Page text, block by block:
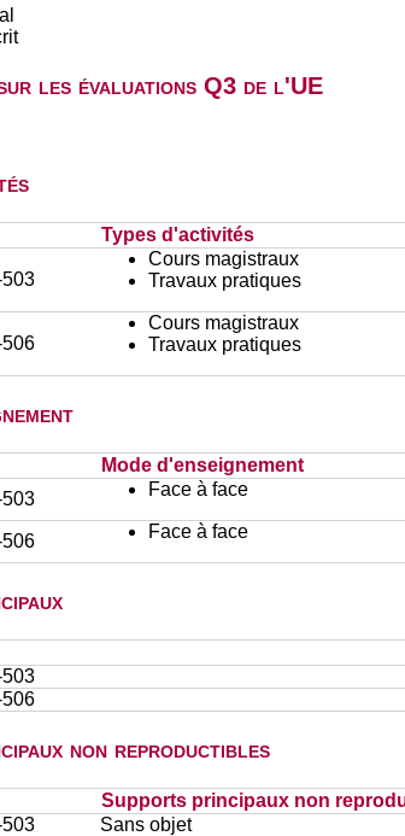
les évaluations Q3 de l'UE
Types d'activités
Cours magistraux
Travaux pratiques
Cours magistraux
Travaux pratiques
Mode d'enseignement
Face à face
Face à face
non reproductibles
Supports principaux non
Sans objet